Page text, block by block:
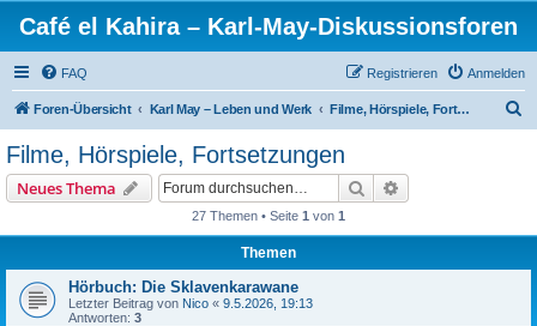
Café el Kahira – Karl-May-Diskussionsforen
FAQ Anmelden
Registrieren
Foren-Übersicht Karl May – Leben und Werk Filme, Hörspiele, Fortsetzungen
Filme, Hörspiele, Fortsetzungen
Neues Thema Suche
27 Themen • Seite 1 von 1
Themen
Hörbuch: Die Sklavenkarawane
Letzter Beitrag von Nico « 9.5.2026, 19:13
Antworten: 3